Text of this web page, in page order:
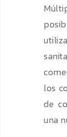
los
de
una